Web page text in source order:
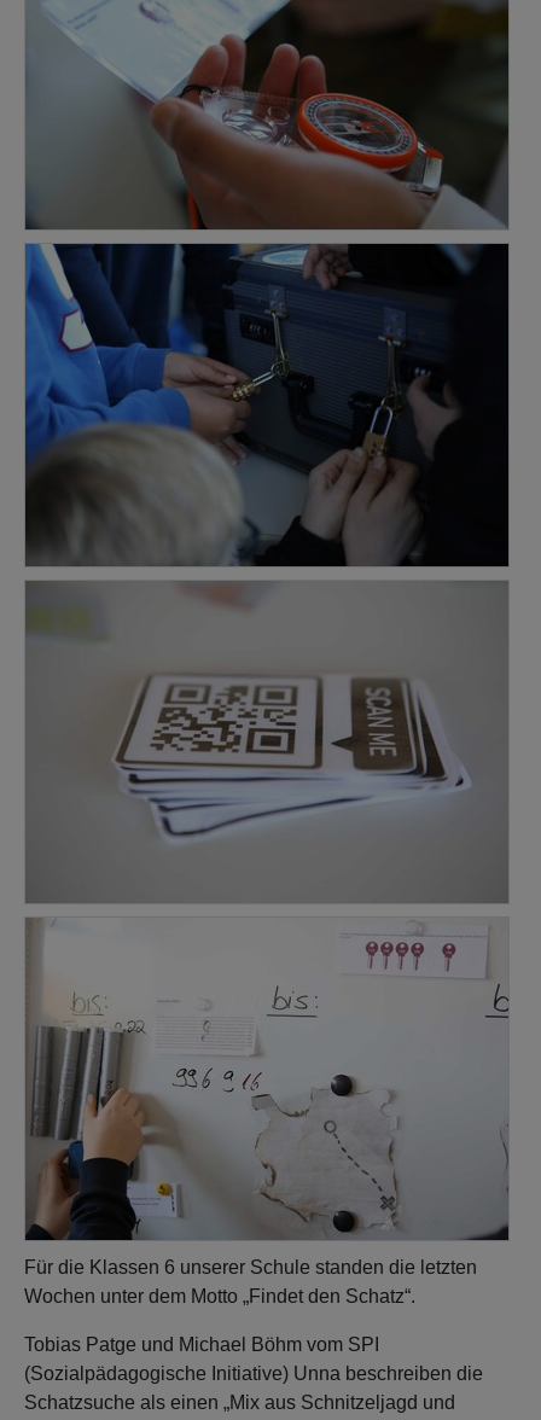
Für die Klassen 6 unserer Schule standen die letzten
Wochen unter dem Motto „Findet den Schatz“.
Tobias Patge und Michael Böhm vom SPI
(Sozialpädagogische Initiative) Unna beschreiben die
Schatzsuche als einen „Mix aus Schnitzeljagd und